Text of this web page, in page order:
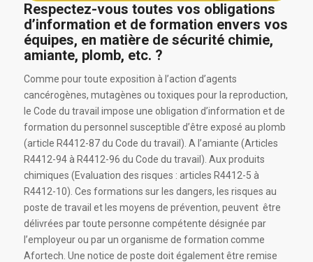
Respectez-vous toutes vos obligations
d’information et de formation envers vos
équipes, en matière de sécurité chimie,
amiante, plomb, etc. ?
Comme pour toute exposition à l’action d’agents
cancérogènes, mutagènes ou toxiques pour la reproduction,
le Code du travail impose une obligation d’information et de
formation du personnel susceptible d’être exposé au plomb
(article R4412-87 du Code du travail). A l’amiante (Articles
R4412-94 à R4412-96 du Code du travail). Aux produits
chimiques (Evaluation des risques : articles R4412-5 à
R4412-10). Ces formations sur les dangers, les risques au
poste de travail et les moyens de prévention, peuvent être
délivrées par toute personne compétente désignée par
l’employeur ou par un organisme de formation comme
Afortech. Une notice de poste doit également être remise